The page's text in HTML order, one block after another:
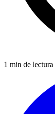
1 min de lectura